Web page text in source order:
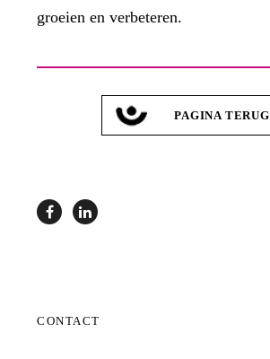
groeien en verbeteren.
PAGINA TERUG
CONTACT